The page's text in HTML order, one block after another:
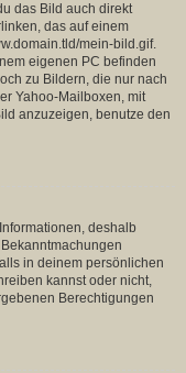
das Bild auch direkt
das auf einem
mein-bild.gif.
eigenen PC befinden
zu Bildern, die nur nach
Yahoo-Mailboxen, mit
anzuzeigen, benutze den
deshalb
in deinem persönlichen
kannst oder nicht,
Berechtigungen